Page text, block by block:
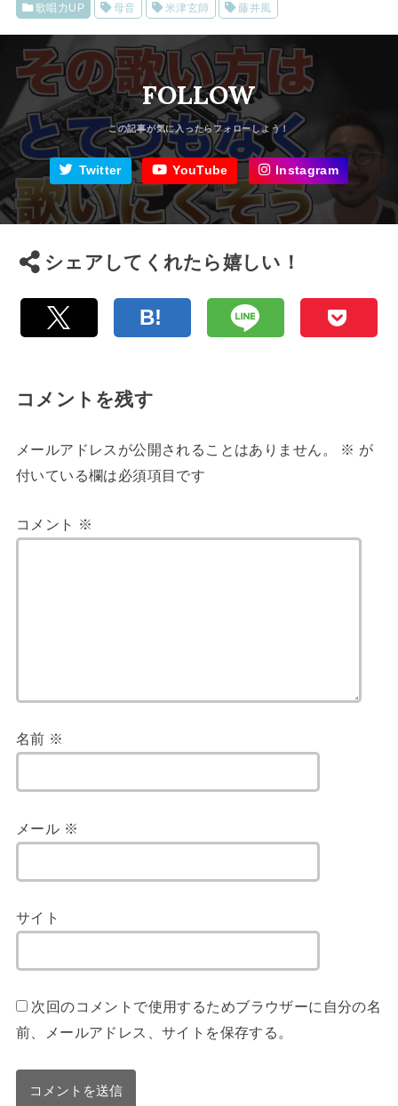
歌唱力UP 母音 米津玄師 藤井風
FOLLOW
Twitter YouTube Instagram
シェアしてくれたら嬉しい！
コメントを残す
メールアドレスが公開されることはありません。 ※ が
付いている欄は必須項目です
コメント ※
名前 ※
メール ※
サイト
次回のコメントで使用するためブラウザーに自分の名
前、メールアドレス、サイトを保存する。